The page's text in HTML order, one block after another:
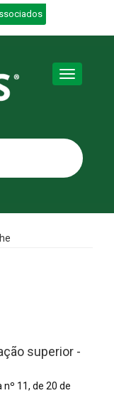
Toggle
superior -
11, de 20 de